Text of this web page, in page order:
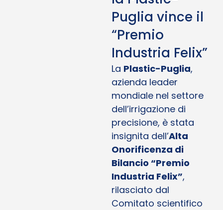
Puglia vince il
“Premio
Industria Felix”
La Plastic-Puglia,
azienda leader
mondiale nel settore
dell’irrigazione di
precisione, è stata
insignita dell’Alta
Onorificenza di
Bilancio “Premio
Industria Felix”,
rilasciato dal
Comitato scientifico